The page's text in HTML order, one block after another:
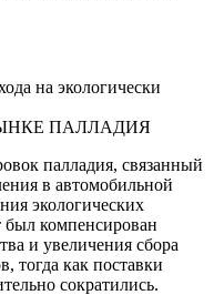
на экологически
ПАЛЛАДИЯ
палладия, связанный
в автомобильной
экологических
был компенсирован
и увеличения сбора
тогда как поставки
сократились.